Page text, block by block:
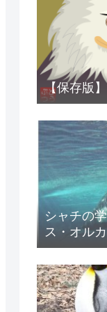
【保存版
シャチの
ス・オル
という意